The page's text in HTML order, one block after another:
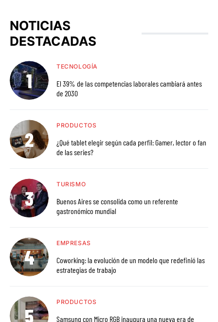
NOTICIAS
DESTACADAS
TECNOLOGÍA
El 39% de las competencias laborales cambiará antes
de 2030
PRODUCTOS
¿Qué tablet elegir según cada perfil: Gamer, lector o fan
de las series?
TURISMO
Buenos Aires se consolida como un referente
gastronómico mundial
EMPRESAS
Coworking: la evolución de un modelo que redefinió las
estrategias de trabajo
PRODUCTOS
Samsung con Micro RGB inaugura una nueva era de